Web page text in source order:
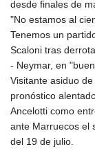
desde finales de
"No estamos al
Tenemos un
Scaloni tras
- Neymar, en
Visitante asiduo
pronóstico
Ancelotti como
ante Marruecos el
del 19 de julio.